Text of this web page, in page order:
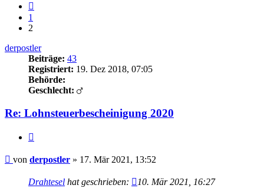
1
2
derpostler
Beiträge: 43
Registriert: 19. Dez 2018, 07:05
Behörde:
Geschlecht:
Re: Lohnsteuerbescheinigung 2020
Beitrag
von derpostler » 17. Mär 2021, 13:52
Drahtesel hat geschrieben: 10. Mär 2021, 16:27